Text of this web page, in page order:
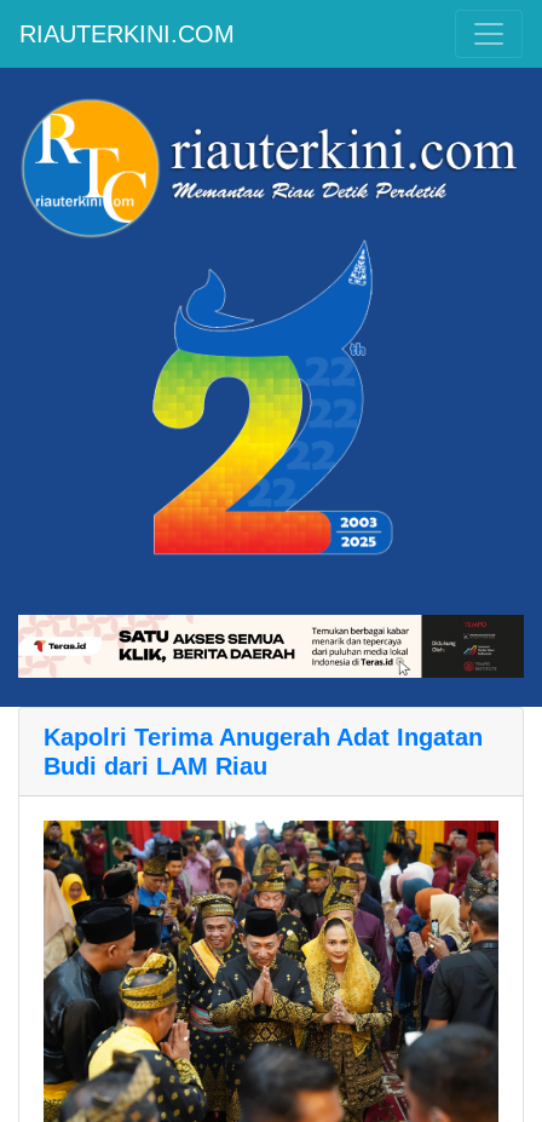
RIAUTERKINI.COM
Kapolri Terima Anugerah Adat Ingatan
Budi dari LAM Riau